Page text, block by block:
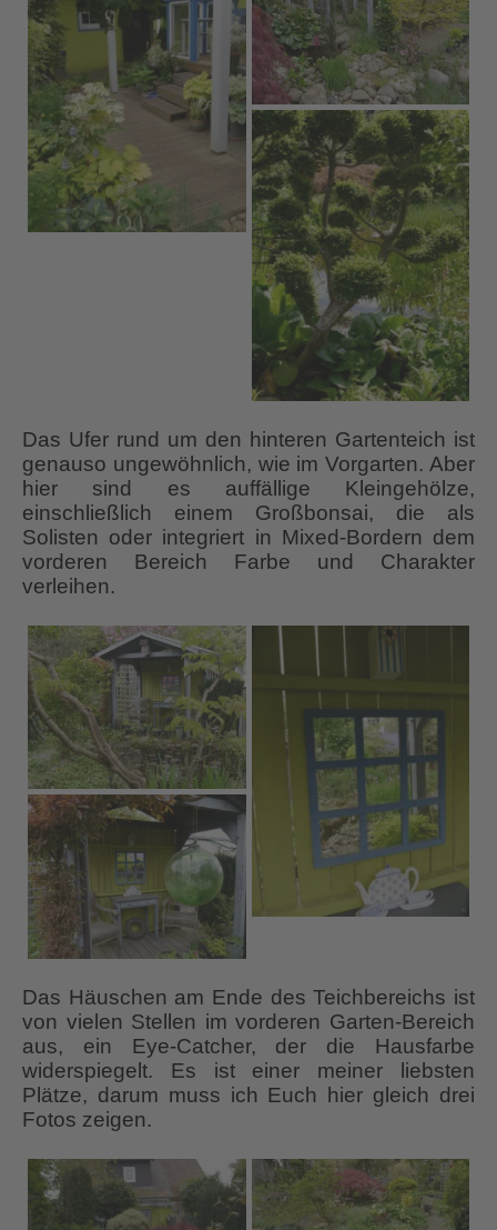
Das Ufer rund um den hinteren Gartenteich ist
genauso ungewöhnlich, wie im Vorgarten. Aber
hier sind es auffällige Kleingehölze,
einschließlich einem Großbonsai, die als
Solisten oder integriert in Mixed-Bordern dem
vorderen Bereich Farbe und Charakter
verleihen.
Das Häuschen am Ende des Teichbereichs ist
von vielen Stellen im vorderen Garten-Bereich
aus, ein Eye-Catcher, der die Hausfarbe
widerspiegelt. Es ist einer meiner liebsten
Plätze, darum muss ich Euch hier gleich drei
Fotos zeigen.